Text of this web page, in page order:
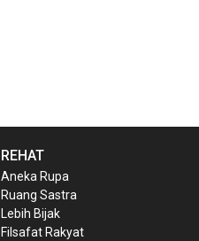
REHAT
Aneka Rupa
Ruang Sastra
Lebih Bijak
Filsafat Rakyat